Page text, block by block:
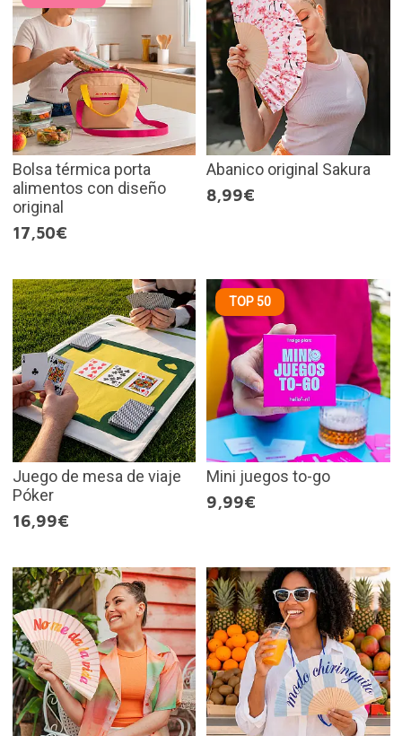
Bolsa térmica porta
alimentos con diseño
original
17,50€
Abanico original Sakura
8,99€
Juego de mesa de viaje
Póker
16,99€
TOP 50
Mini juegos to-go
9,99€